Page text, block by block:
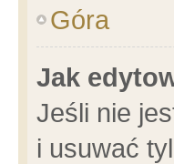
Góra
Jak
Jeśli nie
i usuwać